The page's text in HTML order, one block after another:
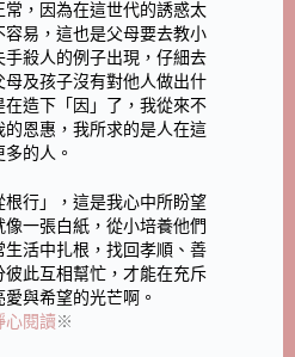
，因為在這世代的誘惑太
易，這也是父母要去教小
殺人的例子出現，仔細去
及孩子沒有對他人做出什
造下「因」了，我從來不
恩惠，我所求的是人在這
的人。
根行」，這是我心中所盼望
一張白紙，從小培養他們
活中扎根，找回孝順、善
彼此互相幫忙，才能在充斥
與希望的光芒啊。
心閱讀 ※